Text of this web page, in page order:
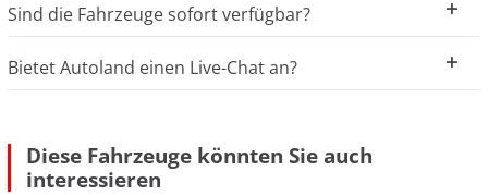
Sind die Fahrzeuge sofort verfügbar?
Bietet Autoland einen Live-Chat an?
Diese Fahrzeuge könnten Sie auch
interessieren